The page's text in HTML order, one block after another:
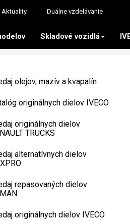
Aktuality Duálne vzdelávanie
Skladové vozidlá
olejov, mazív a kvapalín
originálnych dielov IVECO
originálnych dielov
TRUCKS
alternatívnych dielov
repasovaných dielov
originálnych dielov IVECO